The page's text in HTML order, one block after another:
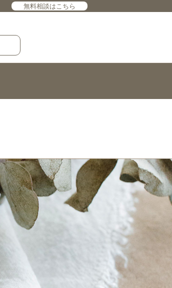
無料相談はこちら